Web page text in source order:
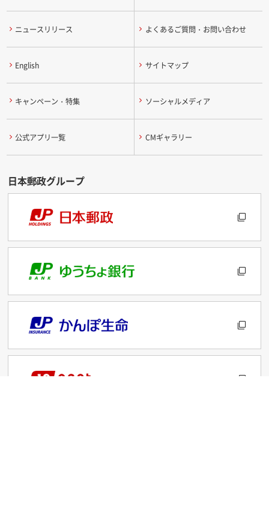
ニュースリリース よくあるご質問・お問い合わせ
English サイトマップ
キャンペーン・特集 ソーシャルメディア
公式アプリ一覧 CMギャラリー